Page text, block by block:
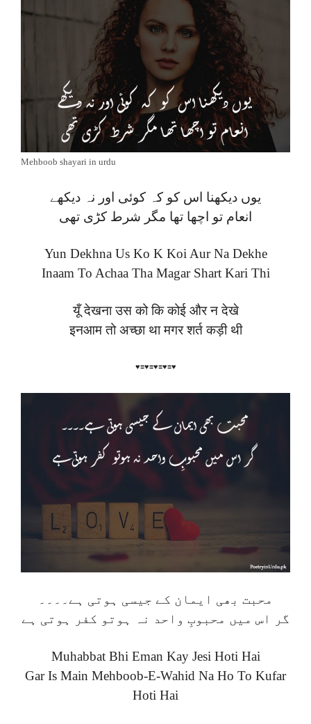
Mehboob shayari in urdu
یوں دیکھنا اس کو کہ کوئی اور نہ دیکھے
انعام تو اچھا تھا مگر شرط کڑی تھی
Yun Dekhna Us Ko K Koi Aur Na Dekhe
Inaam To Achaa Tha Magar Shart Kari Thi
यूँ देखना उस को कि कोई और न देखे
इनआम तो अच्छा था मगर शर्त कड़ी थी
♥≡♥≡♥≡♥≡♥
محبت بھی ایمان کے جیسی ہوتی ہے۔۔۔۔
گر اس میں محبوبِ واحد نہ ہوتو کفر ہوتی ہے
Muhabbat Bhi Eman Kay Jesi Hoti Hai
Gar Is Main Mehboob-E-Wahid Na Ho To Kufar
Hoti Hai